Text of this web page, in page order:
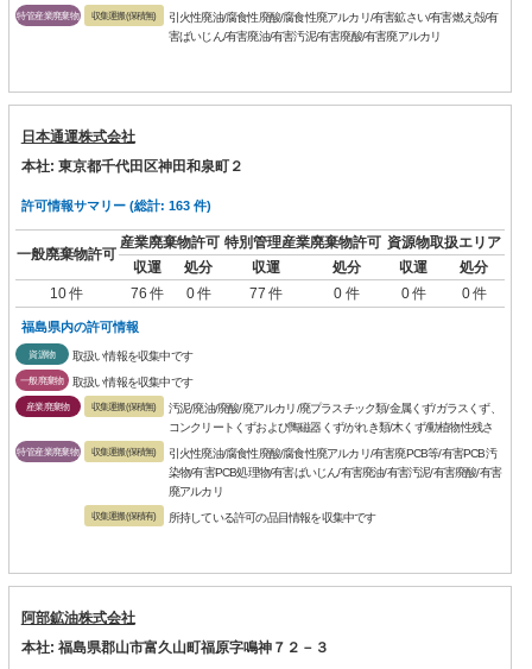
特管産業廃棄物 収集運搬(保積無)
引火性廃油/腐食性廃酸/腐食性廃アルカリ/有害鉱さい/有害燃え殻/有
害ばいじん/有害廃油/有害汚泥/有害廃酸/有害廃アルカリ
日本通運株式会社
本社: 東京都千代田区神田和泉町２
許可情報サマリー (総計: 163 件)
一般廃棄物許可
産業廃棄物許可 特別管理産業廃棄物許可 資源物取扱エリア
収運
処分 収運 処分 収運
処分
10 件
76 件 0 件 77 件 0 件 0 件 0 件
福島県内の許可情報
資源物 取扱い情報を収集中です
一般廃棄物 取扱い情報を収集中です
産業廃棄物 収集運搬(保積無)
汚泥/廃油/廃酸/廃アルカリ/廃プラスチック類/金属くず/ガラスくず、
コンクリートくずおよび陶磁器くず/がれき類/木くず/動植物性残さ
特管産業廃棄物 収集運搬(保積無)
引火性廃油/腐食性廃酸/腐食性廃アルカリ/有害廃PCB等/有害PCB汚
染物/有害PCB処理物/有害ばいじん/有害廃油/有害汚泥/有害廃酸/有害
廃アルカリ
収集運搬(保積有) 所持している許可の品目情報を収集中です
阿部鉱油株式会社
本社: 福島県郡山市富久山町福原字鳴神７２－３